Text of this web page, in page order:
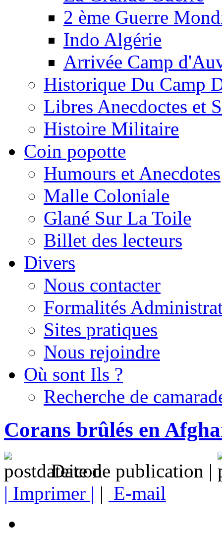
2 ème Guerre
Indo Algérie
Arrivée Camp
Historique Du Camp
Libres Anecdoctes et
Histoire Militaire
Coin popotte
Humours et Anecdotes
Malle Coloniale
Glané Sur La Toile
Billet des lecteurs
Divers
Nous contacter
Formalités
Sites pratiques
Nous rejoindre
Où sont Ils ?
Recherche de
Corans brûlés en
Date de publication |
| Imprimer | | E-mail